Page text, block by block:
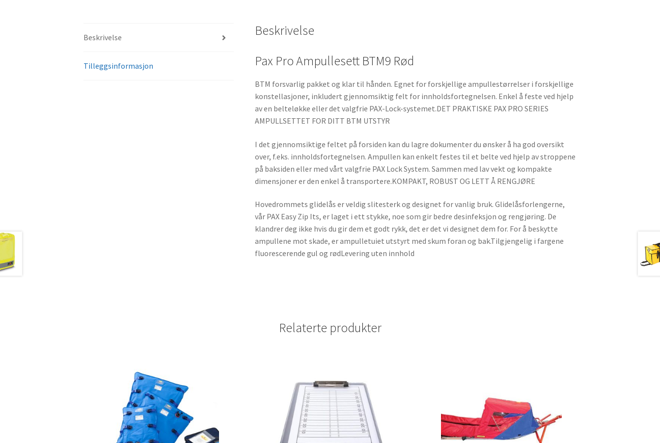
Beskrivelse
Tilleggsinformasjon
Beskrivelse
Pax Pro Ampullesett BTM9 Rød
BTM forsvarlig pakket og klar til hånden. Egnet for forskjellige ampullestørrelser i forskjellige
konstellasjoner, inkludert gjennomsiktig felt for innholdsfortegnelsen. Enkel å feste ved hjelp
av en belteløkke eller det valgfrie PAX-Lock-systemet.DET PRAKTISKE PAX PRO SERIES
AMPULLSETTET FOR DITT BTM UTSTYR
I det gjennomsiktige feltet på forsiden kan du lagre dokumenter du ønsker å ha god oversikt
over, f.eks. innholdsfortegnelsen. Ampullen kan enkelt festes til et belte ved hjelp av stroppene
på baksiden eller med vårt valgfrie PAX Lock System. Sammen med lav vekt og kompakte
dimensjoner er den enkel å transportere.KOMPAKT, ROBUST OG LETT Å RENGJØRE
Hovedrommets glidelås er veldig slitesterk og designet for vanlig bruk. Glidelåsforlengerne,
vår PAX Easy Zip Its, er laget i ett stykke, noe som gir bedre desinfeksjon og rengjøring. De
klandrer deg ikke hvis du gir dem et godt rykk, det er det vi designet dem for. For å beskytte
ampullene mot skade, er ampulletuiet utstyrt med skum foran og bak.Tilgjengelig i fargene
fluorescerende gul og rødLevering uten innhold
Relaterte produkter